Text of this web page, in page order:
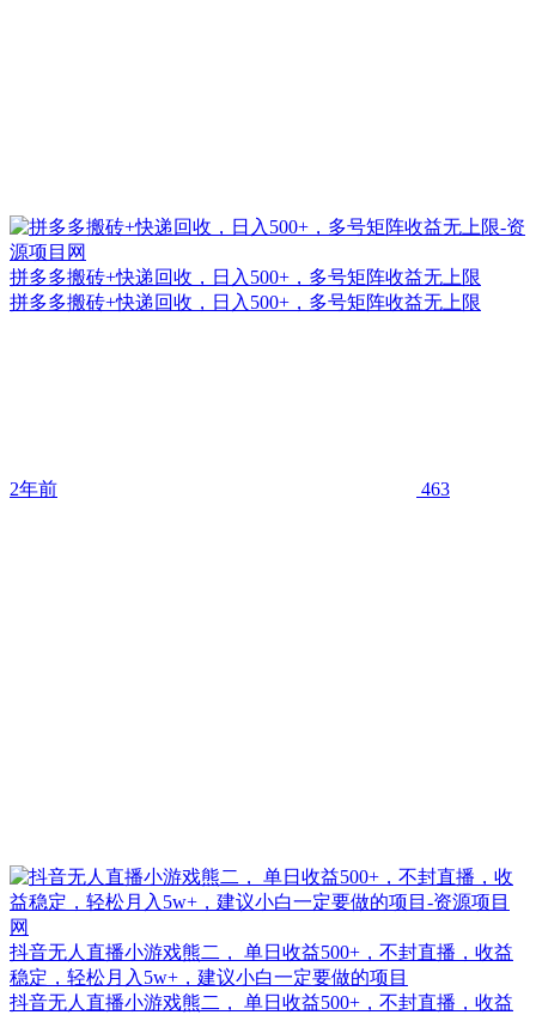
拼多多搬砖+快递回收，日入500+，多号矩阵收益无上限
拼多多搬砖+快递回收，日入500+，多号矩阵收益无上限
2年前 463
抖音无人直播小游戏熊二， 单日收益500+，不封直播，收益
稳定，轻松月入5w+，建议小白一定要做的项目
抖音无人直播小游戏熊二， 单日收益500+，不封直播，收益